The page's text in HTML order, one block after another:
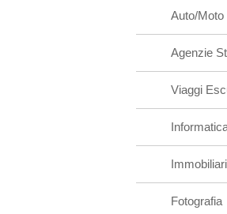
Auto/Moto
Agenzie
Viaggi
Immobiliari
Fotografia